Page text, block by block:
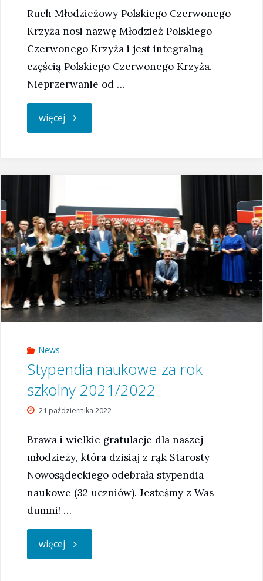
Ruch Młodzieżowy Polskiego Czerwonego
Krzyża nosi nazwę Młodzież Polskiego
Czerwonego Krzyża i jest integralną
częścią Polskiego Czerwonego Krzyża.
Nieprzerwanie od …
więcej "25
Dzień
Młodzieży
PCK"
News
Stypendia naukowe za rok
szkolny 2021/2022
21 października 2022
Brawa i wielkie gratulacje dla naszej
młodzieży, która dzisiaj z rąk Starosty
Nowosądeckiego odebrała stypendia
naukowe (32 uczniów). Jesteśmy z Was
dumni! …
więcej "Stypendia